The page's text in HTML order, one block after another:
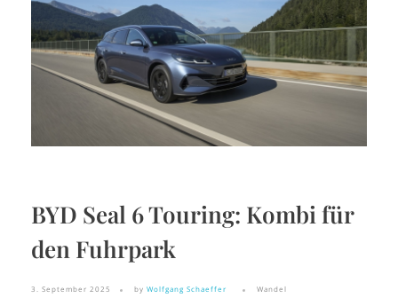
BYD Seal 6 Touring: Kombi für
den Fuhrpark
3. September 2025 by Wolfgang Schaeffer Wandel